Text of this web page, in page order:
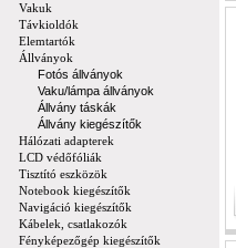
Vakuk
Távkioldók
Elemtartók
Állványok
Fotós állványok
Vaku/lámpa állványok
Állvány táskák
Állvány kiegészítők
Hálózati adapterek
LCD védőfóliák
Tisztító eszközök
Notebook kiegészítők
Navigáció kiegészítők
Kábelek, csatlakozók
Fényképezőgép kiegészítők